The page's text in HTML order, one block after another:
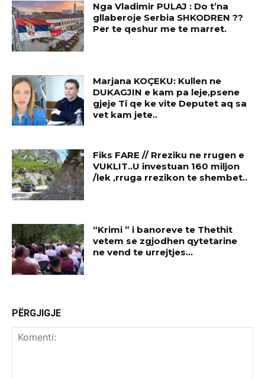
Nga Vladimir PULAJ : Do t’na
gllaberoje Serbia SHKODREN ??
Per te qeshur me te marret.
Marjana KOÇEKU: Kullen ne
DUKAGJIN e kam pa leje,psene
gjeje Ti qe ke vite Deputet aq sa
vet kam jete..
Fiks FARE // Rreziku ne rrugen e
VUKLIT..U investuan 160 miljon
/lek ,rruga rrezikon te shembet..
“Krimi ” i banoreve te Thethit
vetem se zgjodhen qytetarine
ne vend te urrejtjes…
PËRGJIGJE